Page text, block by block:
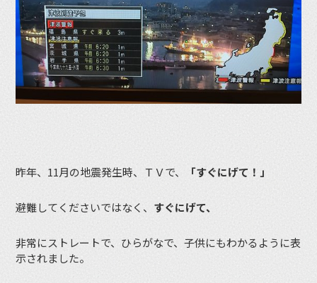
昨年、11月の地震発生時、ＴＶで、 「すぐにげて！」
避難してくださいではなく、 すぐにげて、
非常にストレートで、ひらがなで、子供にもわかるように表
示されました。